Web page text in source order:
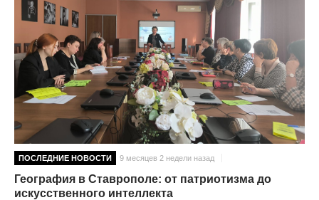
ПОСЛЕДНИЕ НОВОСТИ 9 месяцев 2 недели назад
География в Ставрополе: от патриотизма до
искусственного интеллекта